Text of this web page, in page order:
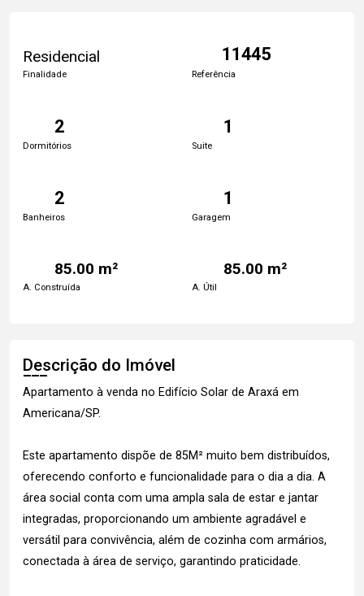
Residencial
Finalidade
11445
Referência
2
Dormitórios
1
Suite
2
Banheiros
1
Garagem
85.00 m²
A. Construída
85.00 m²
A. Útil
Descrição do Imóvel
Apartamento à venda no Edifício Solar de Araxá em
Americana/SP.
Este apartamento dispõe de 85M² muito bem distribuídos,
oferecendo conforto e funcionalidade para o dia a dia. A
área social conta com uma ampla sala de estar e jantar
integradas, proporcionando um ambiente agradável e
versátil para convivência, além de cozinha com armários,
conectada à área de serviço, garantindo praticidade.